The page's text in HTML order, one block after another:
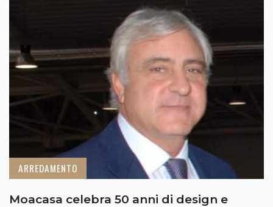
ARREDAMENTO
Moacasa celebra 50 anni di design e